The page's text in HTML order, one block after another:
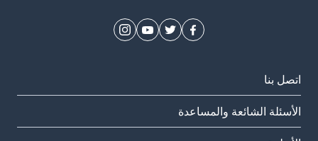
اتصل بنا
الأسئلة الشائعة والمساعدة